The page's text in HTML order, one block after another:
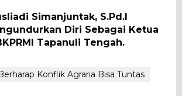
Simanjuntak, S.Pd.I
Diri Sebagai Ketua
Tapanuli Tengah.
Konflik Agraria Bisa Tuntas